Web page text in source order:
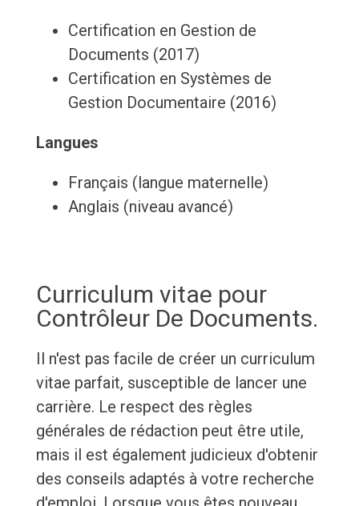
Certification en Gestion de
Documents (2017)
Certification en Systèmes de
Gestion Documentaire (2016)
Langues
Français (langue maternelle)
Anglais (niveau avancé)
Curriculum vitae pour
Contrôleur De Documents.
Il n'est pas facile de créer un curriculum
vitae parfait, susceptible de lancer une
carrière. Le respect des règles
générales de rédaction peut être utile,
mais il est également judicieux d'obtenir
des conseils adaptés à votre recherche